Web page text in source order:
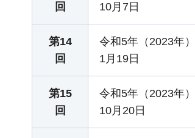
回
10月7日
第14
回
令和5年（2023年）
1月19日
第15
回
令和5年（2023年）
10月20日